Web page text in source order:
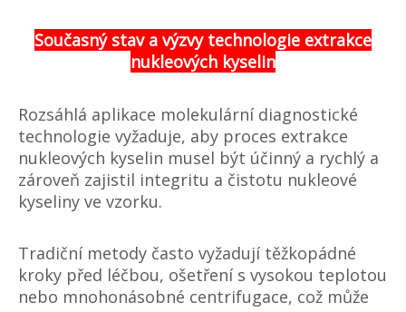
Současný stav a výzvy technologie extrakce
nukleových kyselin
Rozsáhlá aplikace molekulární diagnostické
technologie vyžaduje, aby proces extrakce
nukleových kyselin musel být účinný a rychlý a
zároveň zajistil integritu a čistotu nukleové
kyseliny ve vzorku.
Tradiční metody často vyžadují těžkopádné
kroky před léčbou, ošetření s vysokou teplotou
nebo mnohonásobné centrifugace, což může